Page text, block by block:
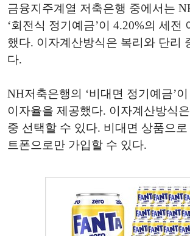
금융지주계열 저축은행 중에서는
‘회전식 정기예금’이 4.20%의 세전
했다. 이자계산방식은 복리와 단리
다.
NH저축은행의 ‘비대면 정기예금’
이자율을 제공했다. 이자계산방식
중 선택할 수 있다. 비대면 상품으
트폰으로만 가입할 수 있다.